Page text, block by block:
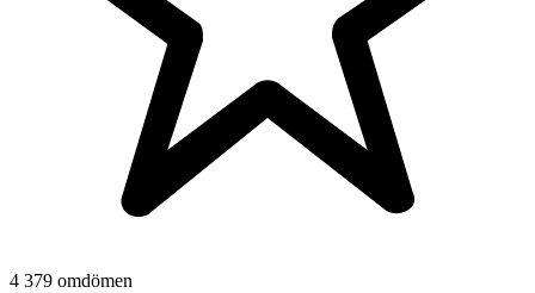
4 379 omdömen